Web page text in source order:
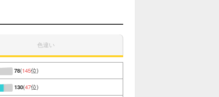
色違い
78(145位)
130(47位)